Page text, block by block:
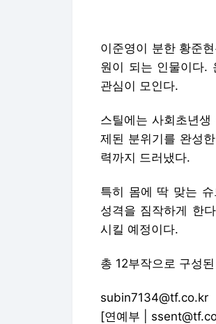
력까지 드러냈다.
특히 몸에 딱 맞는
시킬 예정이다.
총 12부작으로 구성
subin7134@tf.co.kr
[연예부 |
▶카카오톡: '더팩트
▶뉴스 홈페이지: